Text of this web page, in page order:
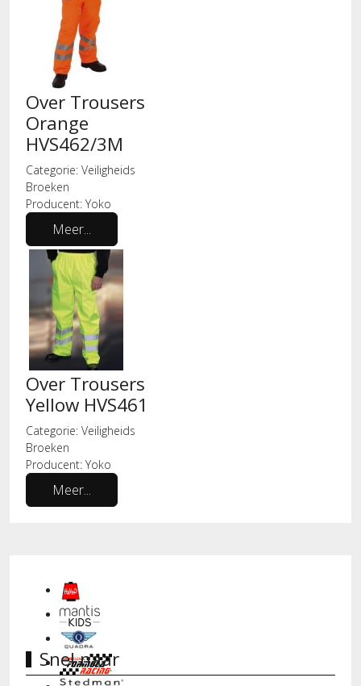
Over Trousers
Orange
HVS462/3M
Categorie: Veiligheids
Broeken
Producent: Yoko
Meer...
Over Trousers
Yellow HVS461
Categorie: Veiligheids
Broeken
Producent: Yoko
Meer...
Snel naar